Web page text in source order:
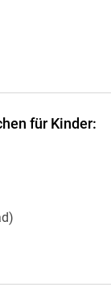
für Kinder: